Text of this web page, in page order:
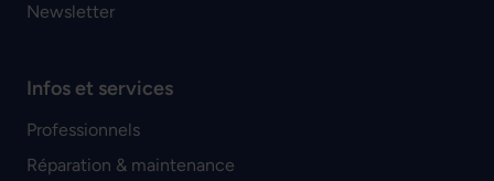
Newsletter
Infos et services
Professionnels
Réparation & maintenance